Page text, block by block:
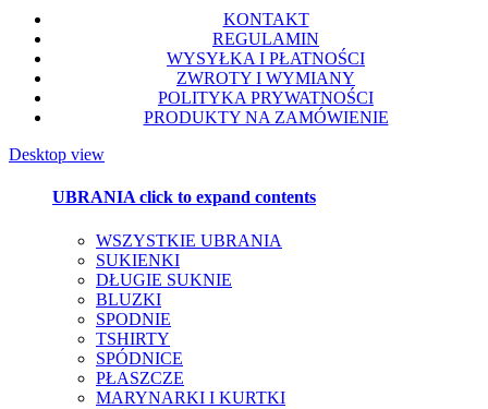
KONTAKT
REGULAMIN
WYSYŁKA I PŁATNOŚCI
ZWROTY I WYMIANY
POLITYKA PRYWATNOŚCI
PRODUKTY NA ZAMÓWIENIE
Desktop view
UBRANIAclick to expand contents
WSZYSTKIE UBRANIA
SUKIENKI
DŁUGIE SUKNIE
BLUZKI
SPODNIE
TSHIRTY
SPÓDNICE
PŁASZCZE
MARYNARKI I KURTKI